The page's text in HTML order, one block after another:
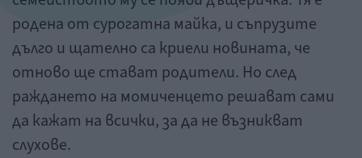
родена от сурогатна майка, и съпрузите
дълго и щателно са криели новината, че
отново ще стават родители. Но след
раждането на момиченцето решават сами
да кажат на всички, за да не възникват
слухове.